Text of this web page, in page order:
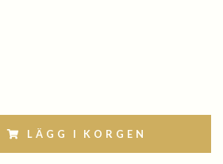
LÄGG I KORGEN